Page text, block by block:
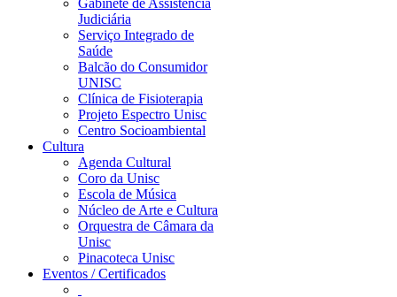
Gabinete de Assistência
Judiciária
Serviço Integrado de
Saúde
Balcão do Consumidor
UNISC
Clínica de Fisioterapia
Projeto Espectro Unisc
Centro Socioambiental
Cultura
Agenda Cultural
Coro da Unisc
Escola de Música
Núcleo de Arte e Cultura
Orquestra de Câmara da
Unisc
Pinacoteca Unisc
Eventos / Certificados